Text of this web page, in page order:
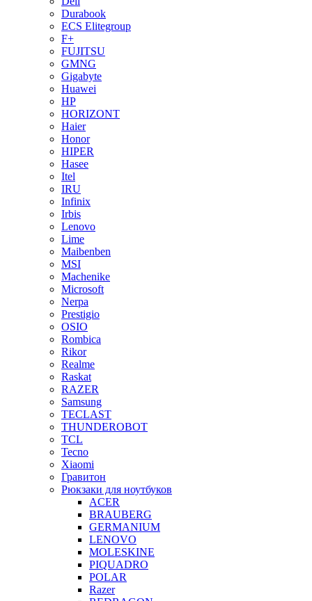
Durabook
ECS Elitegroup
F+
FUJITSU
GMNG
Gigabyte
Huawei
HP
HORIZONT
Haier
Honor
HIPER
Hasee
Itel
IRU
Infinix
Irbis
Lenovo
Lime
Maibenben
MSI
Machenike
Microsoft
Nerpa
Prestigio
OSIO
Rombica
Rikor
Realme
Raskat
RAZER
Samsung
TECLAST
THUNDEROBOT
TCL
Tecno
Xiaomi
Гравитон
Рюкзаки для ноутбуков
ACER
BRAUBERG
GERMANIUM
LENOVO
MOLESKINE
PIQUADRO
POLAR
Razer